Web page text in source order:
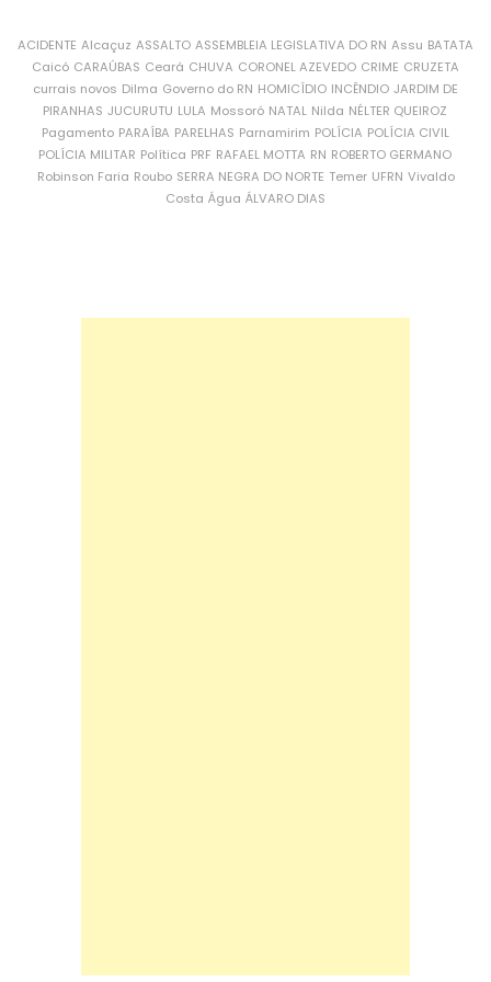
ACIDENTE Alcaçuz ASSALTO ASSEMBLEIA LEGISLATIVA DO RN Assu BATATA
Caicó CARAÚBAS Ceará CHUVA CORONEL AZEVEDO CRIME CRUZETA
currais novos Dilma Governo do RN HOMICÍDIO INCÊNDIO JARDIM DE
PIRANHAS JUCURUTU LULA Mossoró NATAL Nilda NÉLTER QUEIROZ
Pagamento PARAÍBA PARELHAS Parnamirim POLÍCIA POLÍCIA CIVIL
POLÍCIA MILITAR Política PRF RAFAEL MOTTA RN ROBERTO GERMANO
Robinson Faria Roubo SERRA NEGRA DO NORTE Temer UFRN Vivaldo
Costa Água ÁLVARO DIAS